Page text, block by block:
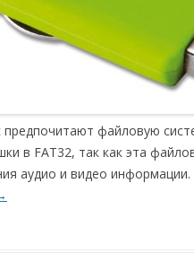
файловую
в FAT32, так как эта
аудио и видео